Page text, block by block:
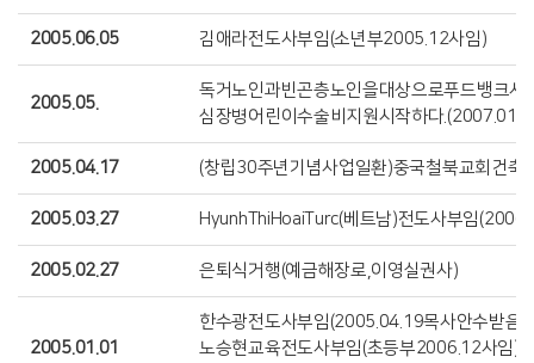
2005.06.05 김애라전도사부임(소년부2005.12사임)
2005.05.
독거노인과빈곤층노인을대상으로푸드뱅크사
심장병어린이수술비지원시작하다.(2007.01
2005.04.17 (창립30주년기념사업일환)중국철북교회건축
2005.03.27 HyunhThiHoaiTurc(베트남)전도사부임
2005.02.27 은퇴식거행(예금해장로,이영실권사)
2005.01.01
한수광전도사부임(2005.04.19목사안수받음
노승현교육전도사부임(초등부2006.12사임)